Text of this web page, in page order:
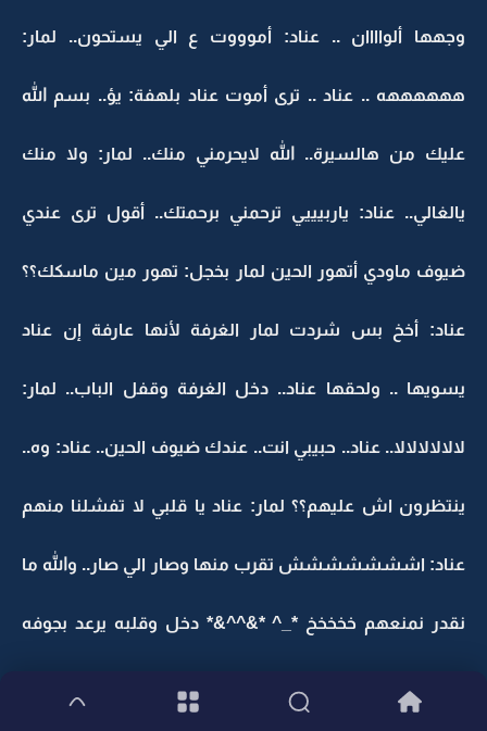
وجهها ألواااان .. عناد: أموووت ع الي يستحون.. لمار:
ههههههه .. عناد .. ترى أموت عناد بلهفة: يؤ.. بسم الله
عليك من هالسيرة.. الله لايحرمني منك.. لمار: ولا منك
يالغالي.. عناد: ياربيييي ترحمني برحمتك.. أقول ترى عندي
ضيوف ماودي أتهور الحين لمار بخجل: تهور مين ماسكك؟؟
عناد: أخخ بس شردت لمار الغرفة لأنها عارفة إن عناد
يسويها .. ولحقها عناد.. دخل الغرفة وقفل الباب.. لمار:
لالالالالالا.. عناد.. حبيبي انت.. عندك ضيوف الحين.. عناد: وه..
ينتظرون اش عليهم؟؟ لمار: عناد يا قلبي لا تفشلنا منهم
عناد: اششششششش تقرب منها وصار الي صار.. والله ما
نقدر نمنعهم خخخخخ *_^ *&^^&* دخل وقلبه يرعد بجوفه